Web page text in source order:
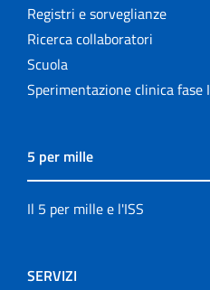
Registri e sorveglianze
Ricerca collaboratori
Scuola
Sperimentazione clinica fase I
5 per mille
Il 5 per mille e l'ISS
SERVIZI